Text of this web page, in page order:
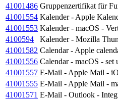
41001486 Gruppenzertifikat für
41001554 Kalender - Apple
41001553 Kalender - macOS -
4100594
Kalender - Mozilla
41001582 Calendar - Apple
41001556 Calendar - macOS -
41001557 E-Mail - Apple Mail -
41001555 E-Mail - Apple Mail -
41001571 E-Mail - Outlook -